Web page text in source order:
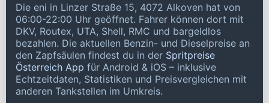
Die eni in Linzer Straße 15, 4072 Alkoven hat von
06:00-22:00 Uhr geöffnet. Fahrer können dort mit
DKV, Routex, UTA, Shell, RMC und bargeldlos
bezahlen. Die aktuellen Benzin- und Dieselpreise an
den Zapfsäulen findest du in der Spritpreise
Österreich App für Android & iOS – inklusive
Echtzeitdaten, Statistiken und Preisvergleichen mit
anderen Tankstellen im Umkreis.